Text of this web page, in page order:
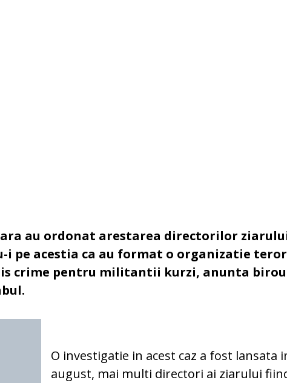
au ordonat arestarea directorilor
i pe acestia ca au format o organizatie
crime pentru militantii kurzi, anunta
O investigatie in acest caz a fost lansata
august, mai multi directori ai ziarului